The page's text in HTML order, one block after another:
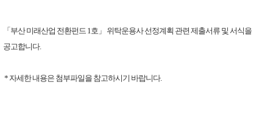
「 부산 미래산업 전환펀드 1호 」 위탁운용사 선정계획 관련 제출서류 및 서식을
공고합니다.
* 자세한 내용은 첨부파일을 참고하시기 바랍니다.